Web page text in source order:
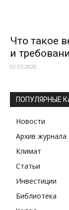
Что такое
и
02.05.2020
ПОПУЛЯРНЫЕ
Новости
Архив журнала
Климат
Статьи
Инвестиции
Библиотека